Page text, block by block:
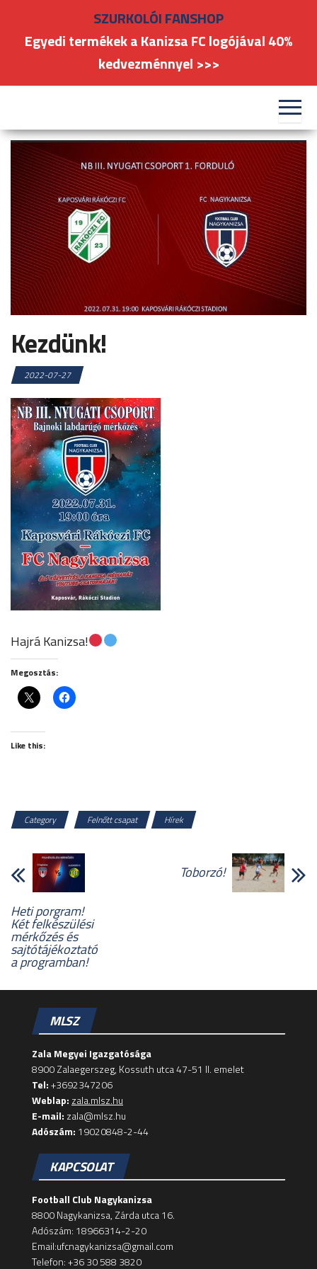
FC
#kanizsafoci
Kezdünk!
2022-07-27
Hajrá Kanizsa!
Megosztás:
Like this:
Category Felnőtt csapat Hírek
Heti porgram!
Két felkészülési
mérkőzés és
sajtótájékoztató
a programban!
Toborzó!
MLSZ
Zala Megyei Igazgatósága
8900 Zalaegerszeg, Kossuth utca 47-51 II. emelet
Tel:+3692347206
Weblap: zala.mlsz.hu
E-mail: zala@mlsz.hu
Adószám: 19020848-2-44
KAPCSOLAT
Football Club Nagykanizsa
8800 Nagykanizsa, Zárda utca 16.
Adószám: 18966314-2-20
Email:ufcnagykanizsa@gmail.com
Telefon: +36 30 588 3820
SZURKOLÓI FANSHOP
Egyedi termékek a Kanizsa FC logójával 40%
kedvezménnyel >>>